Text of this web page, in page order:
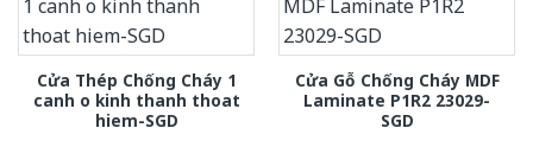
Cửa Thép Chống Cháy 1
canh o kinh thanh thoat
hiem-SGD
Cửa Gỗ Chống Cháy MDF
Laminate P1R2 23029-
SGD